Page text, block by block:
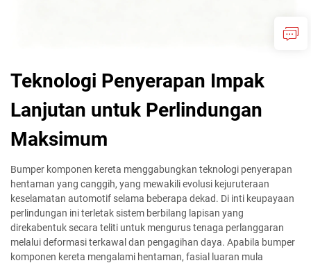
Teknologi Penyerapan Impak
Lanjutan untuk Perlindungan
Maksimum
Bumper komponen kereta menggabungkan teknologi penyerapan
hentaman yang canggih, yang mewakili evolusi kejuruteraan
keselamatan automotif selama beberapa dekad. Di inti keupayaan
perlindungan ini terletak sistem berbilang lapisan yang
direkabentuk secara teliti untuk mengurus tenaga perlanggaran
melalui deformasi terkawal dan pengagihan daya. Apabila bumper
komponen kereta mengalami hentaman, fasial luaran mula